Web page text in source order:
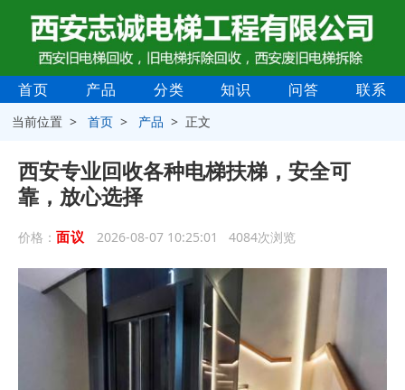
首页 产品 分类 知识 问答 联系
当前位置 >首页 > 产品 > 正文
西安专业回收各种电梯扶梯，安全可
靠，放心选择
价格： 面议 2026-08-07 10:25:01 4084次浏览